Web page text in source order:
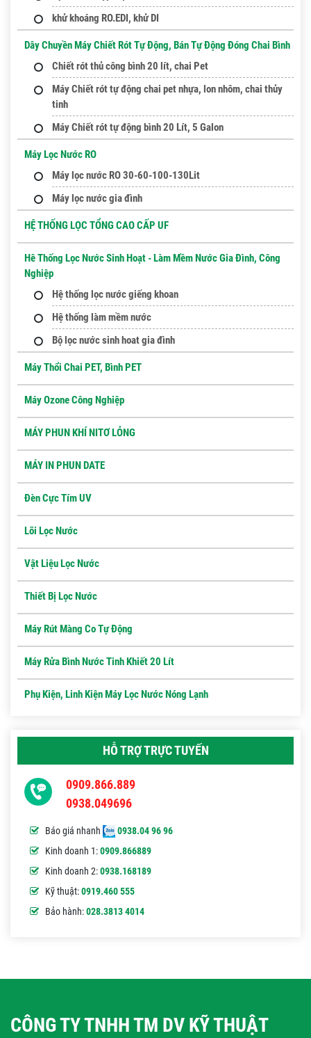
khử khoáng RO.EDI, khử DI
Dây Chuyền Máy Chiết Rót Tự Động, Bán Tự Động Đóng Chai Bình
Chiết rót thủ công bình 20 lít, chai Pet
Máy Chiết rót tự động chai pet nhựa, lon nhôm, chai thủy
tinh
Máy Chiết rót tự động bình 20 Lít, 5 Galon
Máy Lọc Nước RO
Máy lọc nước RO 30-60-100-130Lit
Máy lọc nước gia đình
HỆ THỐNG LỌC TỔNG CAO CẤP UF
Hê Thống Lọc Nước Sinh Hoạt - Làm Mềm Nước Gia Đình, Công
Nghiệp
Hệ thống lọc nước giếng khoan
Hệ thống làm mềm nước
Bộ lọc nước sinh hoat gia đình
Máy Thổi Chai PET, Bình PET
Máy Ozone Công Nghiệp
MÁY PHUN KHÍ NITƠ LỎNG
MÁY IN PHUN DATE
Đèn Cực Tím UV
Lõi Lọc Nước
Vật Liệu Lọc Nước
Thiết Bị Lọc Nước
Máy Rút Màng Co Tự Động
Máy Rửa Bình Nước Tinh Khiết 20 Lít
Phụ Kiện, Linh Kiện Máy Lọc Nước Nóng Lạnh
HỖ TRỢ TRỰC TUYẾN
0909.866.889
0938.049696
Báo giá nhanh
0938.04 96 96
Kinh doanh 1:0909.866889
Kinh doanh 2:0938.168189
Kỹ thuật:0919.460 555
Bảo hành:028.3813 4014
CÔNG TY TNHH TM DV KỸ THUẬT